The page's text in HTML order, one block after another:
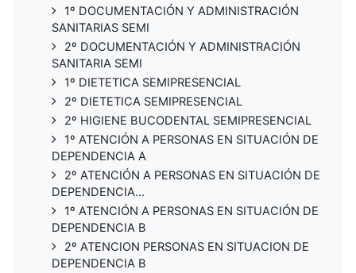
1º DOCUMENTACIÓN Y ADMINISTRACIÓN
SANITARIAS SEMI
2º DOCUMENTACIÓN Y ADMINISTRACIÓN
SANITARIA SEMI
1º DIETETICA SEMIPRESENCIAL
2º DIETETICA SEMIPRESENCIAL
2º HIGIENE BUCODENTAL SEMIPRESENCIAL
1º ATENCIÓN A PERSONAS EN SITUACIÓN DE
DEPENDENCIA A
2º ATENCIÓN A PERSONAS EN SITUACIÓN DE
DEPENDENCIA...
1º ATENCIÓN A PERSONAS EN SITUACIÓN DE
DEPENDENCIA B
2º ATENCION PERSONAS EN SITUACION DE
DEPENDENCIA B